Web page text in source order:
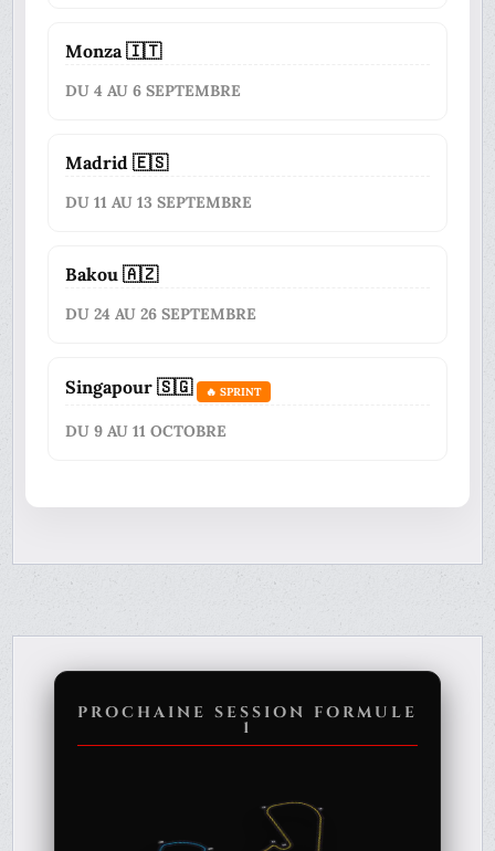
Monza 🇮🇹
DU 4 AU 6 SEPTEMBRE
Madrid 🇪🇸
DU 11 AU 13 SEPTEMBRE
Bakou 🇦🇿
DU 24 AU 26 SEPTEMBRE
Singapour 🇸🇬 🔥 SPRINT
DU 9 AU 11 OCTOBRE
PROCHAINE SESSION FORMULE
1